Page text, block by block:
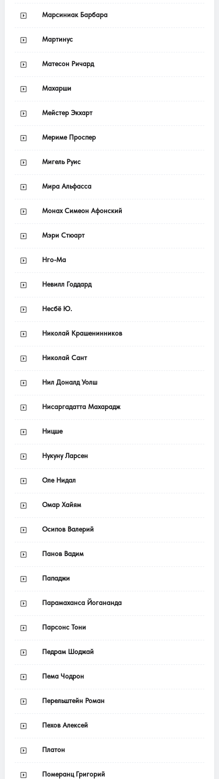
Марсиниак Барбара
Мартинус
Матесон Ричард
Махарши
Мейстер Экхарт
Мериме Проспер
Мигель Руис
Мира Альфасса
Монах Симеон Афонский
Мэри Стюарт
Нго-Ма
Невилл Годдард
Несбё Ю.
Николай Крашенинников
Николай Сант
Нил Доналд Уолш
Нисаргадатта Махарадж
Ницше
Нукуну Ларсен
Оле Нидал
Омар Хайям
Осипов Валерий
Панов Вадим
Пападжи
Парамаханса Йогананда
Парсонс Тони
Педрам Шоджай
Пема Чодрон
Перельштейн Роман
Пехов Алексей
Платон
Померанц Григорий